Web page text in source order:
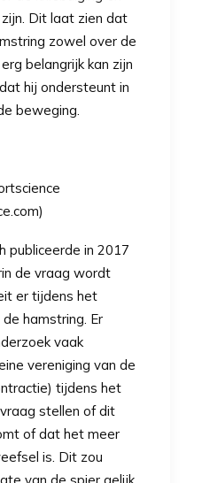
Dit laat zien dat
zowel over de
belangrijk kan zijn
hij ondersteunt in
beweging.
publiceerde in 2017
de vraag wordt
er tijdens het
hamstring. Er
vaak
vereniging van de
tijdens het
stellen of dit
of dat het meer
is. Dit zou